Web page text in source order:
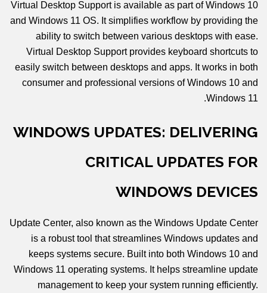
Virtual Desktop Support is available as part of Windows 10
and Windows 11 OS. It simplifies workflow by providing the
ability to switch between various desktops with ease.
Virtual Desktop Support provides keyboard shortcuts to
easily switch between desktops and apps. It works in both
consumer and professional versions of Windows 10 and
Windows 11.
WINDOWS UPDATES: DELIVERING
CRITICAL UPDATES FOR
WINDOWS DEVICES
Update Center, also known as the Windows Update Center
is a robust tool that streamlines Windows updates and
keeps systems secure. Built into both Windows 10 and
Windows 11 operating systems. It helps streamline update
management to keep your system running efficiently.